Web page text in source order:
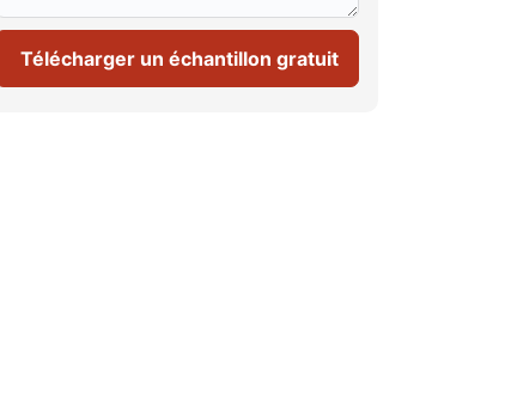
Télécharger un échantillon gratuit